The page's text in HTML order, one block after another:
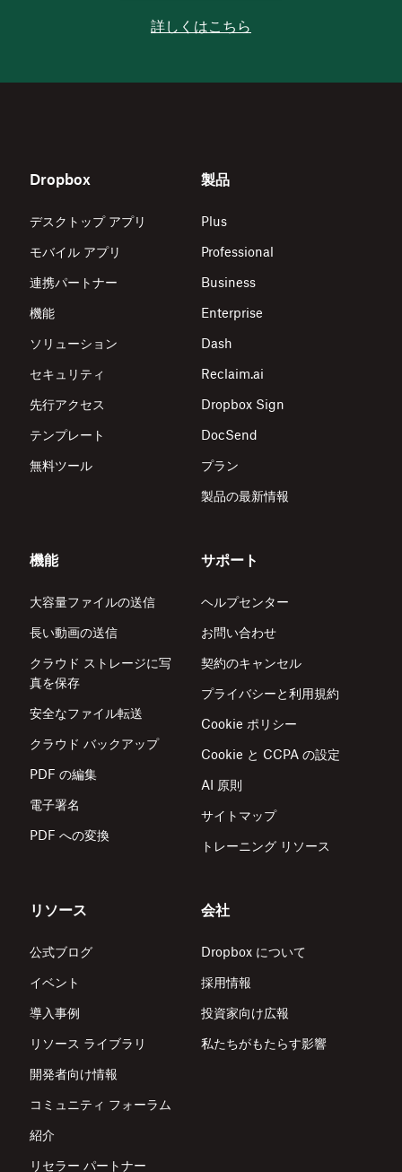
詳しくはこちら
Dropbox
デスクトップ アプリ
モバイル アプリ
連携パートナー
機能
ソリューション
セキュリティ
先行アクセス
テンプレート
無料ツール
製品
Plus
Professional
Business
Enterprise
Dash
Reclaim.ai
Dropbox Sign
DocSend
プラン
製品の最新情報
機能
大容量ファイルの送信
長い動画の送信
クラウド ストレージに写
真を保存
安全なファイル転送
クラウド バックアップ
PDF の編集
電子署名
PDF への変換
サポート
ヘルプセンター
お問い合わせ
契約のキャンセル
プライバシーと利用規約
Cookie ポリシー
Cookie と CCPA の設定
AI 原則
サイトマップ
トレーニング リソース
リソース
公式ブログ
イベント
導入事例
リソース ライブラリ
開発者向け情報
コミュニティ フォーラム
紹介
リセラー パートナー
会社
Dropbox について
採用情報
投資家向け広報
私たちがもたらす影響